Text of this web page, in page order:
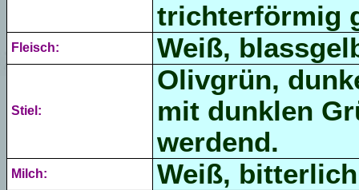
trichterförmig
Fleisch: Weiß,
Stiel:
Olivgrün,
mit dunklen
werdend.
Milch: Weiß,